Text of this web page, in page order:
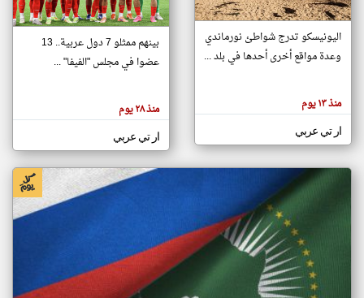
تغيير الدولة
اخبار جزر القمر على مدار الساعة
أهم اخبار جزر القمر العاجلة والمباشرة
هنا عن
وجهة
كاتبيها.
اليونيسكو تدرج شواطئ نورماندي
وعدة مواقع أخرى أحدها في بلد ...
منذ ١٣ يوم
ار تي عربي
بينهم ممثلو 7 دول عربية.. 13
عضوا في مجلس "الفيفا" ...
منذ ٢٨ يوم
ار تي عربي
klyoum.com